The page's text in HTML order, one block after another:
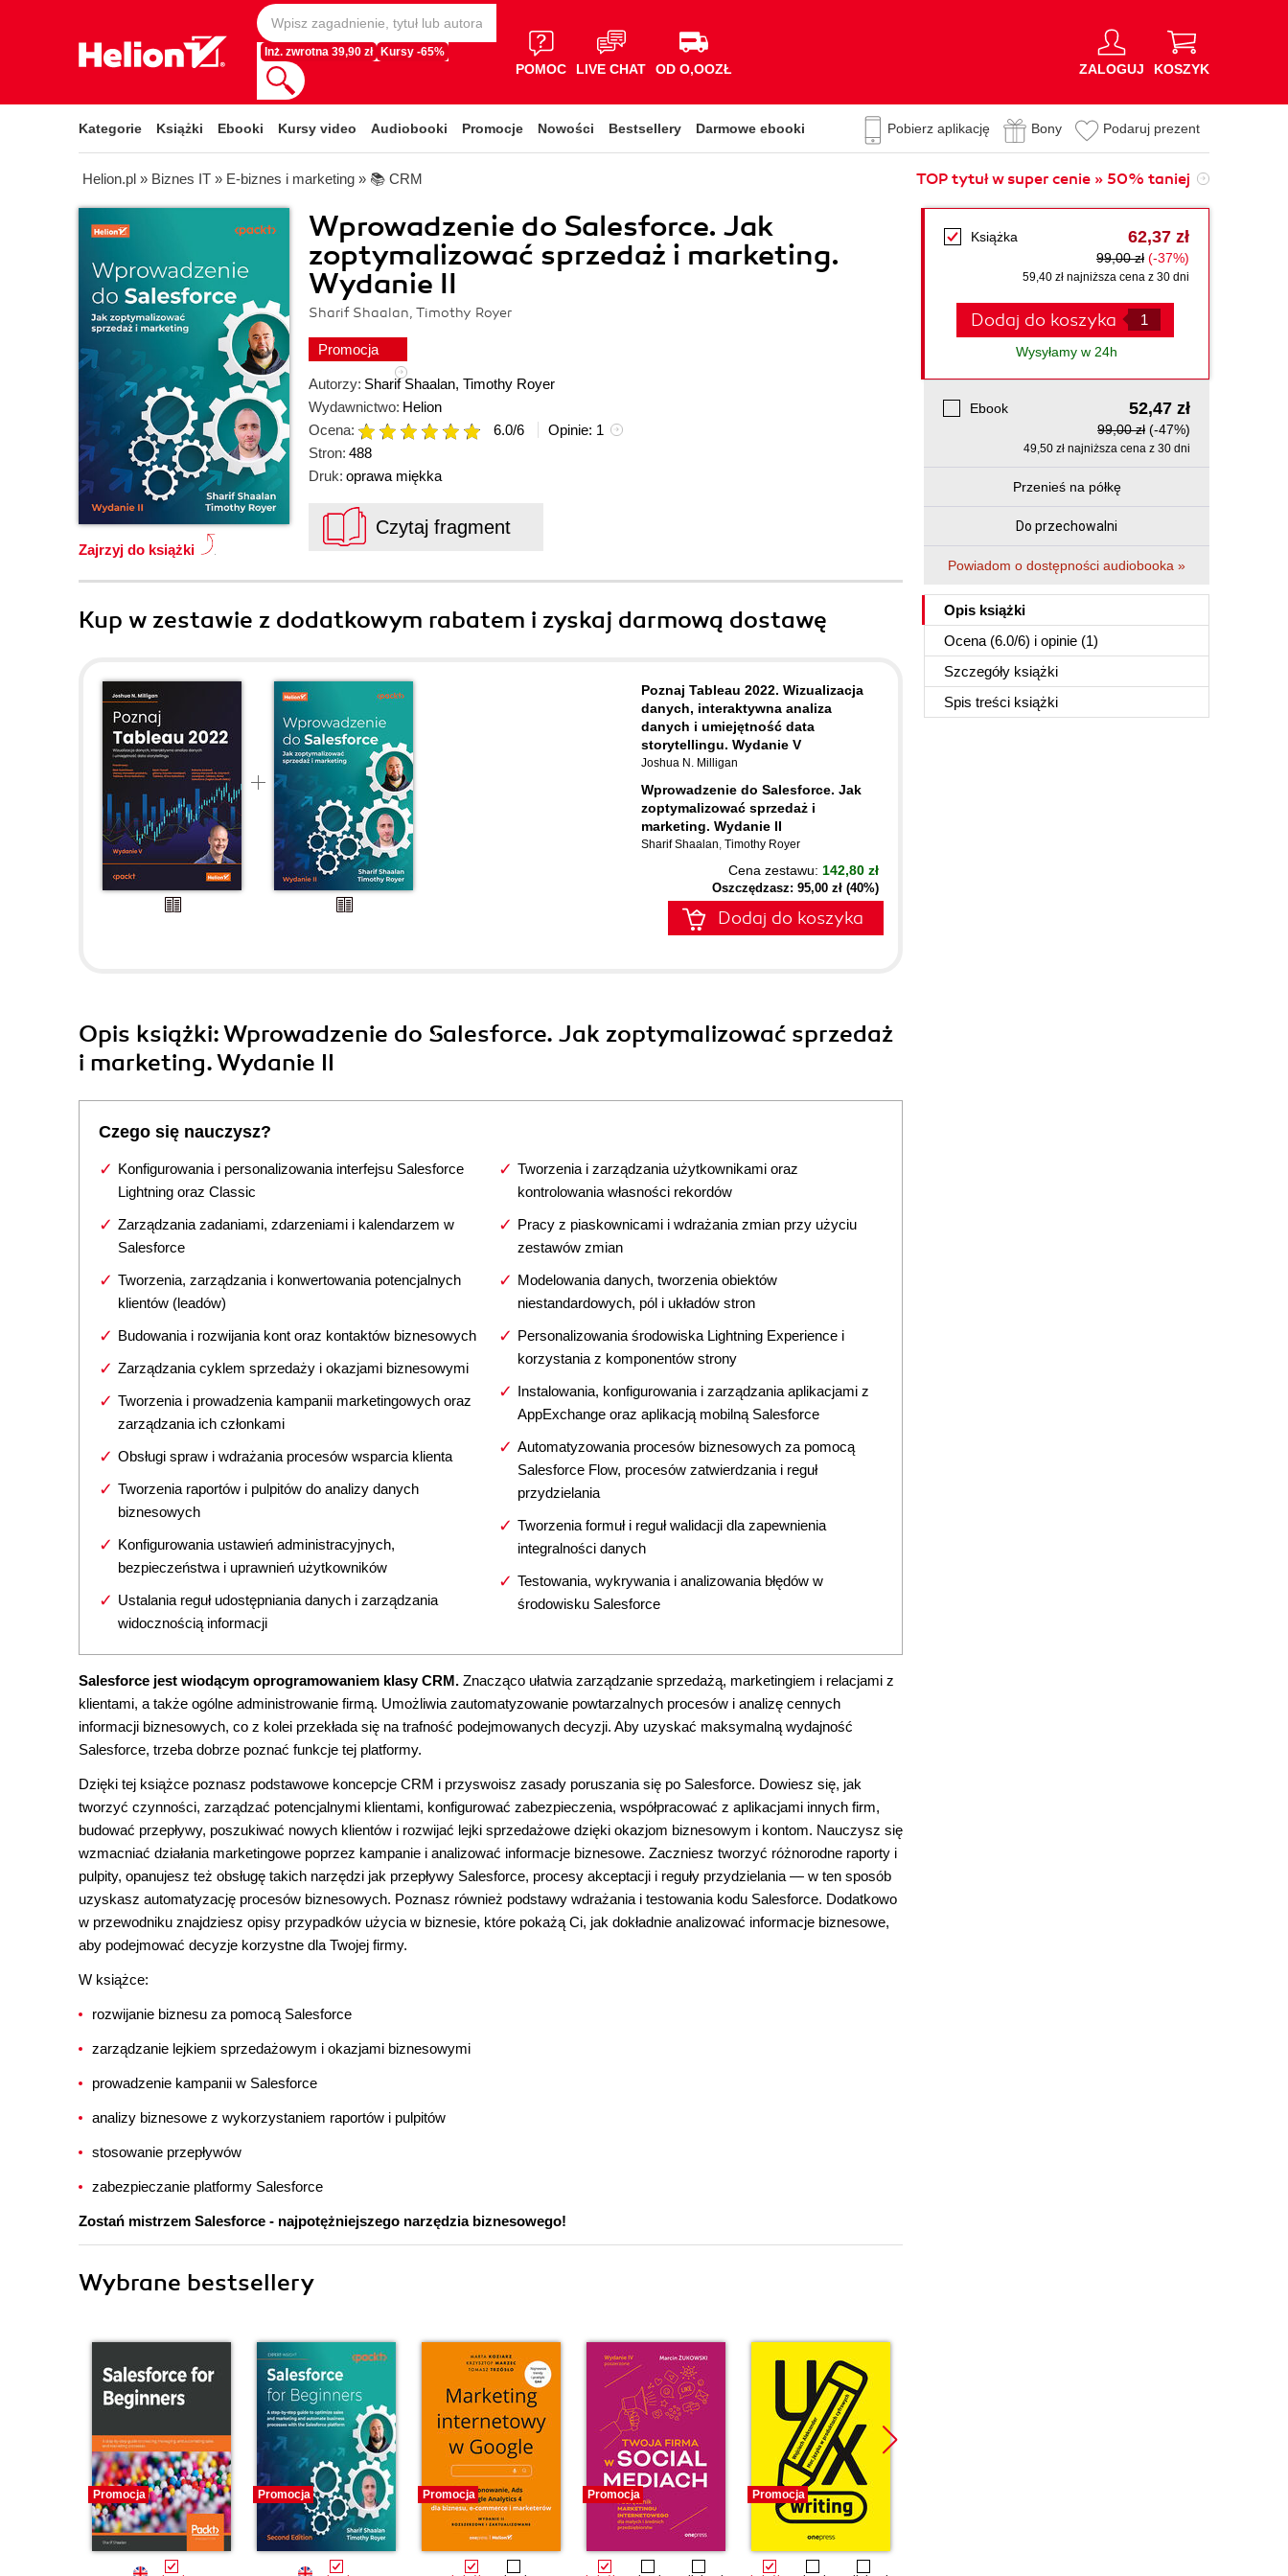
Inż. zwrotna 39,90 zł Kursy -65%
POMOC LIVE CHAT OD O,OOZŁ ZALOGUJ KOSZYK
Kategorie Książki Ebooki Kursy video Audiobooki Promocje Nowości Bestsellery Darmowe ebooki Pobierz aplikację Bony Podaruj prezent
Helion.pl » Biznes IT » E-biznes i marketing » 📚 CRM TOP tytuł w super cenie » 50% taniej
Wprowadzenie do Salesforce. Jak
zoptymalizować sprzedaż i marketing.
Wydanie II
Sharif Shaalan, Timothy Royer
Promocja
Zajrzyj do książki
Autorzy: Sharif Shaalan, Timothy Royer
Wydawnictwo: Helion
Ocena:
6.0/6 Opinie: 1
Stron: 488
Druk: oprawa miękka
Czytaj fragment
Książka 62,37 zł
99,00 zł (-37%)
59,40 zł najniższa cena z 30 dni
Dodaj do koszyka
Wysyłamy w 24h
Ebook 52,47 zł
99,00 zł (-47%)
49,50 zł najniższa cena z 30 dni
Przenieś na półkę
Do przechowalni
Powiadom o dostępności audiobooka »
Opis książki
Ocena (6.0/6) i opinie (1)
Szczegóły książki
Spis treści książki
Kup w zestawie z dodatkowym rabatem i zyskaj darmową dostawę
Poznaj Tableau 2022. Wizualizacja
danych, interaktywna analiza
danych i umiejętność data
storytellingu. Wydanie V
Joshua N. Milligan
Wprowadzenie do Salesforce. Jak
zoptymalizować sprzedaż i
marketing. Wydanie II
Sharif Shaalan, Timothy Royer
Cena zestawu: 142,80 zł
Oszczędzasz: 95,00 zł (40%)
Dodaj do koszyka
Opis książki: Wprowadzenie do Salesforce. Jak zoptymalizować sprzedaż
i marketing. Wydanie II
Czego się nauczysz?
Konfigurowania i personalizowania interfejsu Salesforce
Lightning oraz Classic
Zarządzania zadaniami, zdarzeniami i kalendarzem w
Salesforce
Tworzenia, zarządzania i konwertowania potencjalnych
klientów (leadów)
Budowania i rozwijania kont oraz kontaktów biznesowych
Zarządzania cyklem sprzedaży i okazjami biznesowymi
Tworzenia i prowadzenia kampanii marketingowych oraz
zarządzania ich członkami
Obsługi spraw i wdrażania procesów wsparcia klienta
Tworzenia raportów i pulpitów do analizy danych
biznesowych
Konfigurowania ustawień administracyjnych,
bezpieczeństwa i uprawnień użytkowników
Ustalania reguł udostępniania danych i zarządzania
widocznością informacji
Tworzenia i zarządzania użytkownikami oraz
kontrolowania własności rekordów
Pracy z piaskownicami i wdrażania zmian przy użyciu
zestawów zmian
Modelowania danych, tworzenia obiektów
niestandardowych, pól i układów stron
Personalizowania środowiska Lightning Experience i
korzystania z komponentów strony
Instalowania, konfigurowania i zarządzania aplikacjami z
AppExchange oraz aplikacją mobilną Salesforce
Automatyzowania procesów biznesowych za pomocą
Salesforce Flow, procesów zatwierdzania i reguł
przydzielania
Tworzenia formuł i reguł walidacji dla zapewnienia
integralności danych
Testowania, wykrywania i analizowania błędów w
środowisku Salesforce
Salesforce jest wiodącym oprogramowaniem klasy CRM. Znacząco ułatwia zarządzanie sprzedażą, marketingiem i relacjami z
klientami, a także ogólne administrowanie firmą. Umożliwia zautomatyzowanie powtarzalnych procesów i analizę cennych
informacji biznesowych, co z kolei przekłada się na trafność podejmowanych decyzji. Aby uzyskać maksymalną wydajność
Salesforce, trzeba dobrze poznać funkcje tej platformy.
Dzięki tej książce poznasz podstawowe koncepcje CRM i przyswoisz zasady poruszania się po Salesforce. Dowiesz się, jak
tworzyć czynności, zarządzać potencjalnymi klientami, konfigurować zabezpieczenia, współpracować z aplikacjami innych firm,
budować przepływy, poszukiwać nowych klientów i rozwijać lejki sprzedażowe dzięki okazjom biznesowym i kontom. Nauczysz się
wzmacniać działania marketingowe poprzez kampanie i analizować informacje biznesowe. Zaczniesz tworzyć różnorodne raporty i
pulpity, opanujesz też obsługę takich narzędzi jak przepływy Salesforce, procesy akceptacji i reguły przydzielania ― w ten sposób
uzyskasz automatyzację procesów biznesowych. Poznasz również podstawy wdrażania i testowania kodu Salesforce. Dodatkowo
w przewodniku znajdziesz opisy przypadków użycia w biznesie, które pokażą Ci, jak dokładnie analizować informacje biznesowe,
aby podejmować decyzje korzystne dla Twojej firmy.
W książce:
rozwijanie biznesu za pomocą Salesforce
zarządzanie lejkiem sprzedażowym i okazjami biznesowymi
prowadzenie kampanii w Salesforce
analizy biznesowe z wykorzystaniem raportów i pulpitów
stosowanie przepływów
zabezpieczanie platformy Salesforce
Zostań mistrzem Salesforce - najpotężniejszego narzędzia biznesowego!
Wybrane bestsellery
Promocja Promocja Promocja Promocja Promocja